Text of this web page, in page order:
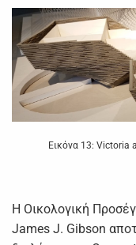
Εικόνα 13: Victoria
Η Οικολογική
James J. Gibson